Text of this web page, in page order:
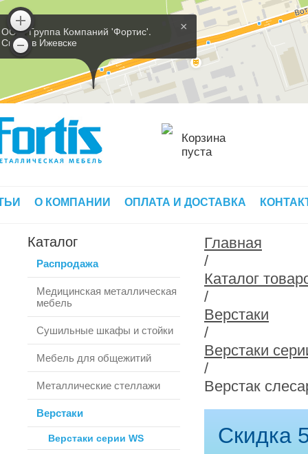
×
ООО 'Группа Компаний 'Фортис'.
Склад в Ижевске
Корзина
пуста
О КОМПАНИИ ОПЛАТА И ДОСТАВКА
Каталог
Распродажа
Медицинская металлическая
мебель
Сушильные шкафы и стойки
Мебель для общежитий
Металлические стеллажи
Верстаки
Верстаки серии WS
Главная
/
Каталог
/
Верстаки
/
Верстаки
/
Верстак
Скидка